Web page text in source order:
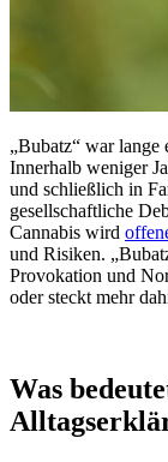
„Bubatz“ war lange
Innerhalb weniger
und schließlich in
gesellschaftliche
Cannabis wird
und Risiken.
Provokation und
oder steckt mehr
Was